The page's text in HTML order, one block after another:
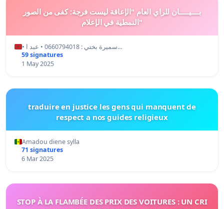
بــــيـــــان للراي العام "الإعاقة ليست فرجة: كفى من الصور
النمطية في الإعلام"
• سميرة بختي : 0660794018 • عبد ا…
59 signatures
1 May 2025
traduire en justice les gens qui manquent de
respect a nos guides religieux
Amadou diene sylla
71 signatures
6 Mar 2025
STOP À LA FLAMBÉE DES PRIX DES VOITURES : UN CRI